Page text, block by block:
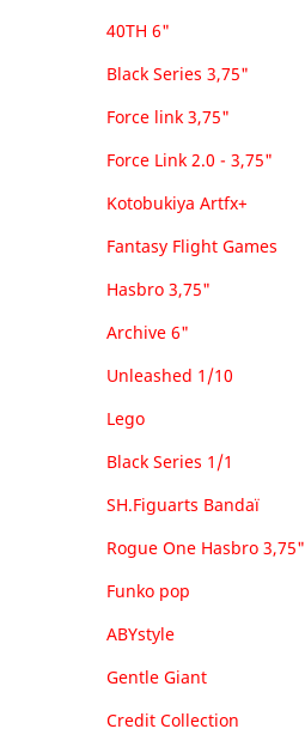
40TH 6"
Black Series 3,75"
Force link 3,75"
Force Link 2.0 - 3,75"
Kotobukiya Artfx+
Fantasy Flight Games
Hasbro 3,75"
Archive 6"
Unleashed 1/10
Lego
Black Series 1/1
SH.Figuarts Bandaï
Rogue One Hasbro 3,75"
Funko pop
ABYstyle
Gentle Giant
Credit Collection